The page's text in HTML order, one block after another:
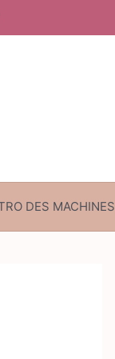
DES MACHINES